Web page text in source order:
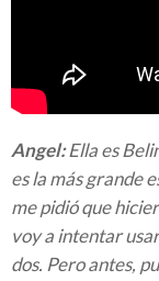
Angel:Ella es
es la más grande
me pidió que
voy a intentar
dos. Pero antes,